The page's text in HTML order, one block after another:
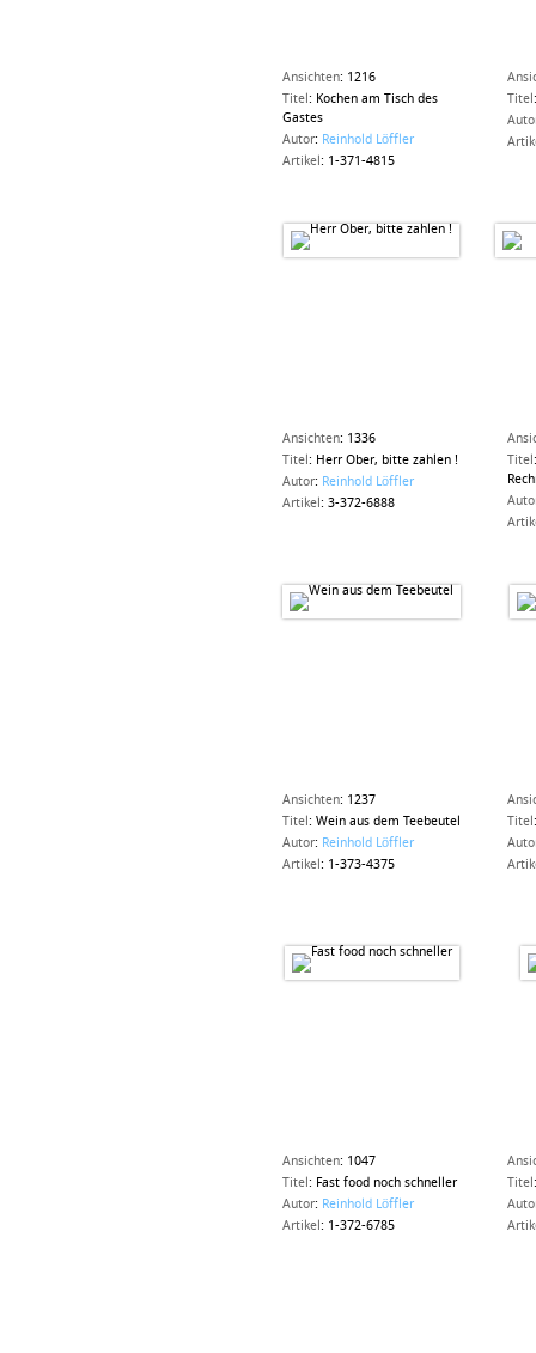
Ansichten: 1216
Titel : Kochen am Tisch des
Gastes
Autor: Reinhold Löffler
Artikel : 1-371-4815
Titel
Ansichten: 1336
Titel : Herr Ober, bitte zahlen !
Autor: Reinhold Löffler
Artikel : 3-372-6888
Titel
Ansichten: 1237
Titel : Wein aus dem Teebeutel
Autor: Reinhold Löffler
Artikel : 1-373-4375
Titel
Ansichten: 1047
Titel : Fast food noch schneller
Autor: Reinhold Löffler
Artikel : 1-372-6785
Titel